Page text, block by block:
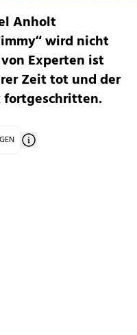
Anholt
wird nicht
Experten ist
Zeit tot und der
fortgeschritten.